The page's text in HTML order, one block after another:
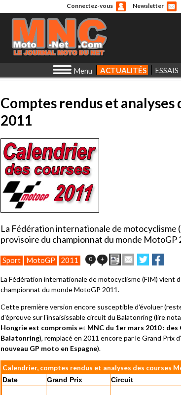
Connectez-vous Newsletter
Menu ACTUALITÉS ESSAIS
Comptes rendus et analyses
2011
La Fédération internationale de
provisoire du championnat du monde MotoGP
Sport MotoGP 2011 0 + ImprimerEnvoyer
cet
à
Partager
sur
Twitter
sur
Facebook
La Fédération internationale de motocyclisme (FIM) vient
championnat du monde MotoGP 2011.
Cette première version encore susceptible d'évoluer
d'épreuve sur l'insaisissable circuit du Balatonring (lire
Hongrie est compromis et MNC du 1er mars 2010 :
Balatonring), remplacé en 2011 encore par le Grand Prix
nouveau GP moto en Espagne).
Calendrier, comptes rendus et analyses des courses
Date Grand Prix Circuit